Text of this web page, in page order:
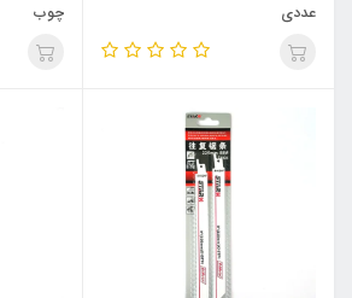
عددی
چوب